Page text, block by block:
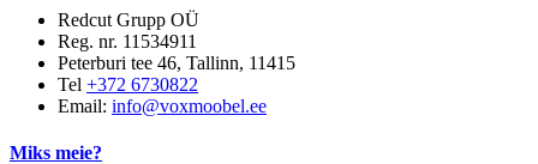
Redcut Grupp OÜ
Reg. nr. 11534911
Peterburi tee 46, Tallinn, 11415
Tel +372 6730822
Email: info@voxmoobel.ee
Miks meie?